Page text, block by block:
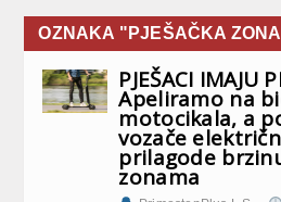
OZNAKA "PJEŠAČKA
PJEŠACI IMAJU
Apeliramo na
motocikala, a
vozače
prilagode
zonama